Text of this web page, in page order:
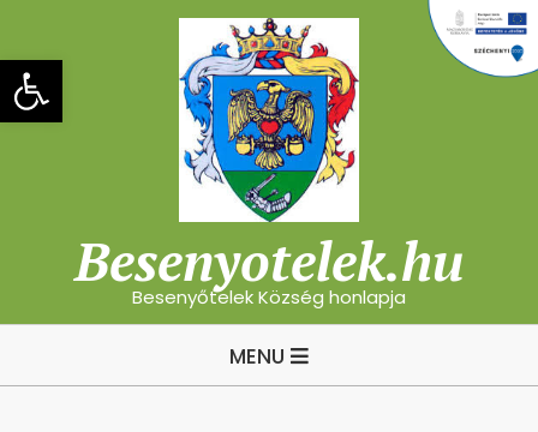
Eszköztár megnyitása
content
Besenyotelek.hu
Besenyőtelek Község honlapja
MENU